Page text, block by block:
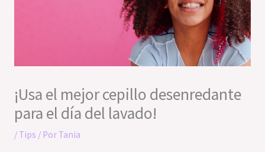
¡Usa el mejor cepillo desenredante
para el día del lavado!
/ Tips / Por Tania